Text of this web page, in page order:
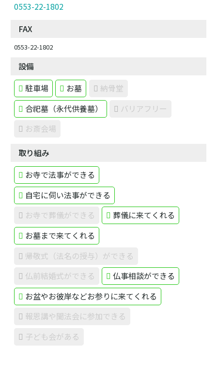
0553-22-1802
FAX
0553-22-1802
設備
駐車場
お墓
納骨堂
合祀墓（永代供養墓）
バリアフリー
お斎会場
取り組み
お寺で法事ができる
自宅に伺い法事ができる
お寺で葬儀ができる
葬儀に来てくれる
お墓まで来てくれる
帰敬式（法名の授与）ができる
仏前結婚式ができる
仏事相談ができる
お盆やお彼岸などお参りに来てくれる
報恩講や聞法会に参加できる
子ども会がある